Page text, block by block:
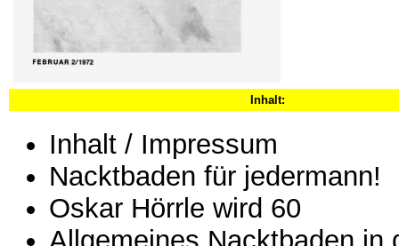
Inhalt:
Inhalt / Impressum
Nacktbaden für jedermann!
Oskar Hörrle wird 60